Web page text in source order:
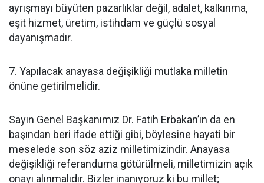
ayrışmayı büyüten pazarlıklar değil, adalet, kalkınma,
eşit hizmet, üretim, istihdam ve güçlü sosyal
dayanışmadır.
7. Yapılacak anayasa değişikliği mutlaka milletin
önüne getirilmelidir.
Sayın Genel Başkanımız Dr. Fatih Erbakan’ın da en
başından beri ifade ettiği gibi, böylesine hayati bir
meselede son söz aziz milletimizindir. Anayasa
değişikliği referanduma götürülmeli, milletimizin açık
onayı alınmalıdır. Bizler inanıyoruz ki bu millet;